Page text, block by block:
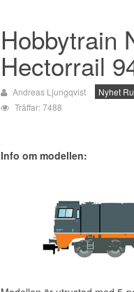
Hobbytrain
Hectorrail
Andreas Ljungqvist Nyhet
Träffar: 7488
Info om modellen: